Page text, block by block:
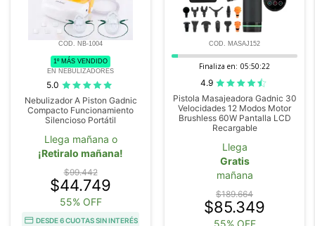
COD. NB-1004
1º MÁS VENDIDO
EN NEBULIZADORES
5.0
Nebulizador A Piston Gadnic
Compacto Funcionamiento
Silencioso Portátil
Llega mañana o
¡Retiralo mañana!
$99.442
$44.749
55% OFF
DESDE 6 CUOTAS SIN INTERÉS
COD. MASAJ152
Finaliza en: 05:50:20
4.9
Pistola Masajeadora Gadnic 30
Velocidades 12 Modos Motor
Brushless 60W Pantalla LCD
Recargable
Llega
Gratis
mañana
$189.664
$85.349